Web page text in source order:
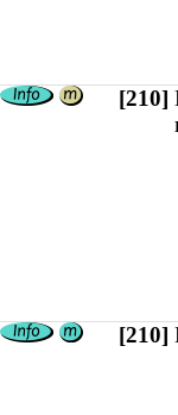
[210]
[210]